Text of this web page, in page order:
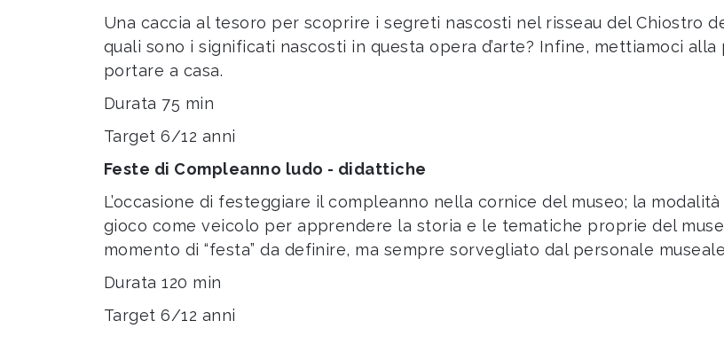
Una caccia al tesoro per scoprire i segreti nascosti nel risseau del Chiostro
quali sono i significati nascosti in questa opera d’arte? Infine, mettiamoci
portare a casa.
Durata 75 min
Target 6/12 anni
Feste di Compleanno ludo - didattiche
L’occasione di festeggiare il compleanno nella cornice del museo; la
gioco come veicolo per apprendere la storia e le tematiche proprie del
momento di “festa” da definire, ma sempre sorvegliato dal personale
Durata 120 min
Target 6/12 anni